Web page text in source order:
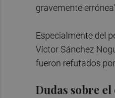
gravemente
Especialmente del
Víctor Sánchez
fueron refutados
Dudas sobre